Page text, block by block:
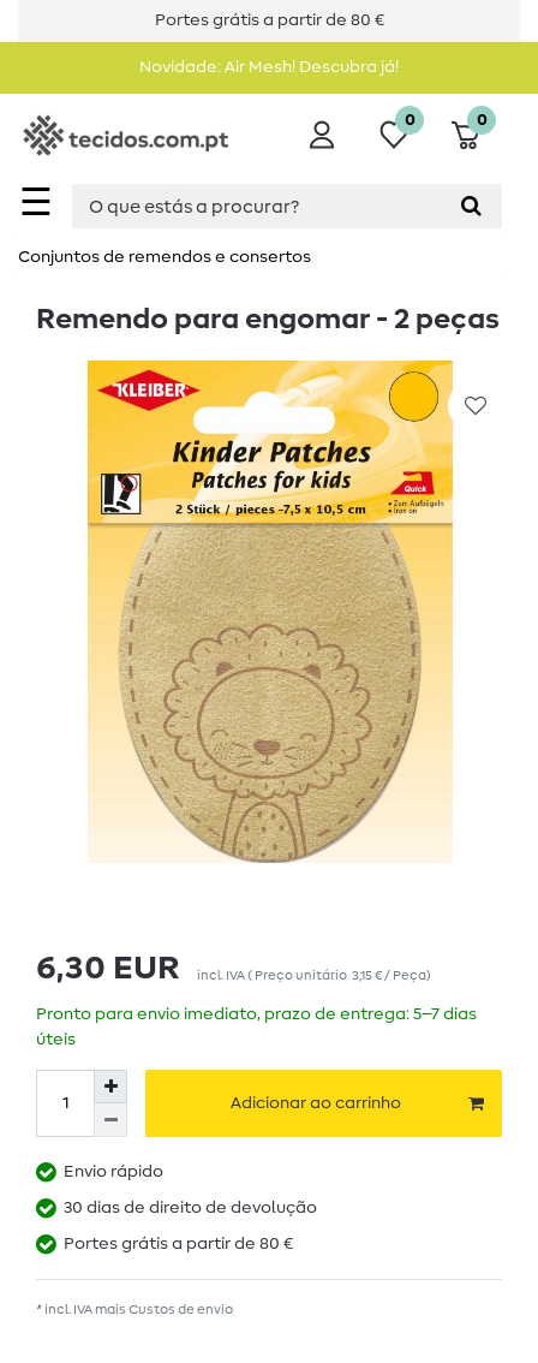
Portes grátis a partir de 80 €
Novidade: Air Mesh! Descubra já!
☰
0 0
Conjuntos de remendos e consertos
Remendo para engomar - 2 peças
6,30 EUR incl. IVA( Preço unitário 3,15 € / Peça)
Pronto para envio imediato, prazo de entrega: 5–7 dias
úteis
Adicionar ao carrinho
Envio rápido
30 dias de direito de devolução
Portes grátis a partir de 80 €
* incl. IVA mais Custos de envio